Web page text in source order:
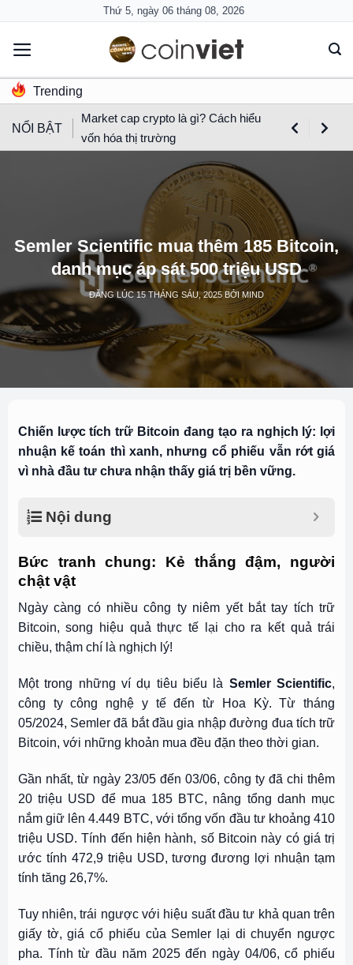
content
Thứ 5, ngày 06 tháng 08, 2026
Trending
NỔI BẬT
Market cap crypto là gì? Cách hiểu
vốn hóa thị trường
Semler Scientific mua thêm 185 Bitcoin,
danh mục áp sát 500 triệu USD
ĐĂNG LÚC15 THÁNG SÁU, 2025 BỞIMIND
Chiến lược tích trữ Bitcoin đang tạo ra nghịch lý: lợi
nhuận kế toán thì xanh, nhưng cổ phiếu vẫn rớt giá
vì nhà đầu tư chưa nhận thấy giá trị bền vững.
Nội dung
Bức tranh chung: Kẻ thắng đậm, người
chật vật
Ngày càng có nhiều công ty niêm yết bắt tay tích trữ
Bitcoin, song hiệu quả thực tế lại cho ra kết quả trái
chiều, thậm chí là nghịch lý!
Một trong những ví dụ tiêu biểu là Semler Scientific,
công ty công nghệ y tế đến từ Hoa Kỳ. Từ tháng
05/2024, Semler đã bắt đầu gia nhập đường đua tích trữ
Bitcoin, với những khoản mua đều đặn theo thời gian.
Gần nhất, từ ngày 23/05 đến 03/06, công ty đã chi thêm
20 triệu USD để mua 185 BTC, nâng tổng danh mục
nắm giữ lên 4.449 BTC, với tổng vốn đầu tư khoảng 410
triệu USD. Tính đến hiện hành, số Bitcoin này có giá trị
ước tính 472,9 triệu USD, tương đương lợi nhuận tạm
tính tăng 26,7%.
Tuy nhiên, trái ngược với hiệu suất đầu tư khả quan trên
giấy tờ, giá cổ phiếu của Semler lại di chuyển ngược
pha. Tính từ đầu năm 2025 đến ngày 04/06, cổ phiếu